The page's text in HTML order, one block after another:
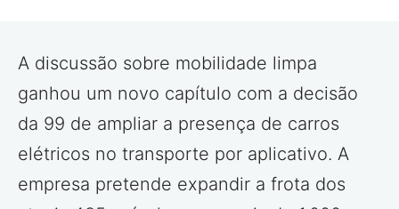
A discussão sobre mobilidade limpa
ganhou um novo capítulo com a decisão
da 99 de ampliar a presença de carros
elétricos no transporte por aplicativo. A
empresa pretende expandir a frota dos